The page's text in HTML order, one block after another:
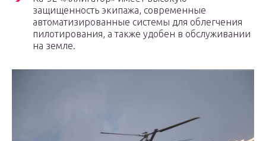
защищенность экипажа, современные
автоматизированные системы для облегчения
пилотирования, а также удобен в обслуживании
на земле.